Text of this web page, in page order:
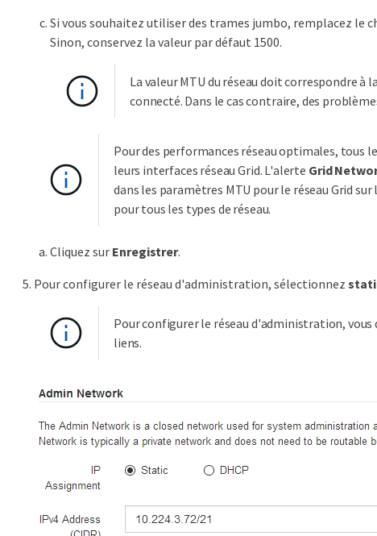
Si vous souhaitez utiliser des trames jumbo, remplacez le
Sinon, conservez la valeur par défaut 1500.
La valeur MTU du réseau doit correspondre
connecté. Dans le cas contraire, des
Pour des performances réseau optimales, tous
leurs interfaces réseau Grid. L'alerte Grid
dans les paramètres MTU pour le réseau Grid
pour tous les types de réseau.
Cliquez sur Enregistrer.
Pour configurer le réseau d'administration, sélectionnez
Pour configurer le réseau d'administration,
liens.